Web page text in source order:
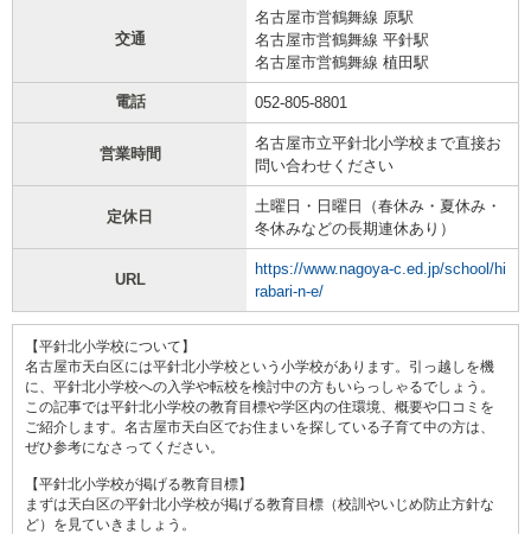
交通
名古屋市営鶴舞線 原駅
名古屋市営鶴舞線 平針駅
名古屋市営鶴舞線 植田駅
電話 052-805-8801
営業時間
名古屋市立平針北小学校まで直接お
問い合わせください
定休日
土曜日・日曜日（春休み・夏休み・
冬休みなどの長期連休あり）
URL
https://www.nagoya-c.ed.jp/school/hi
rabari-n-e/
【平針北小学校について】
名古屋市天白区には平針北小学校という小学校があります。引っ越しを機
に、平針北小学校への入学や転校を検討中の方もいらっしゃるでしょう。
この記事では平針北小学校の教育目標や学区内の住環境、概要や口コミを
ご紹介します。名古屋市天白区でお住まいを探している子育て中の方は、
ぜひ参考になさってください。
【平針北小学校が掲げる教育目標】
まずは天白区の平針北小学校が掲げる教育目標（校訓やいじめ防止方針な
ど）を見ていきましょう。